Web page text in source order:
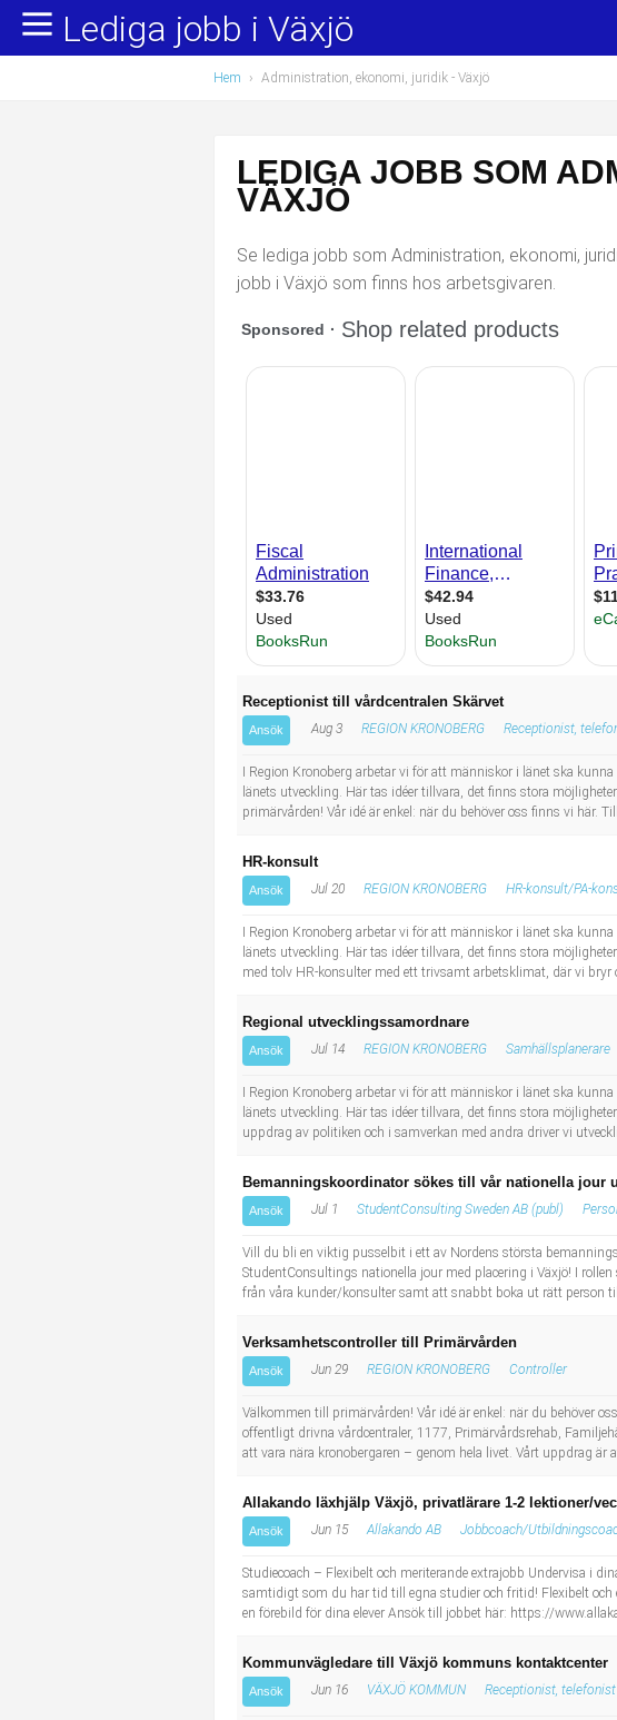
Yrkesområden
Administration, ekonomi, juridik
Chefer och verksamhetsledare
Installation, drift, underhåll
Kropps- och skönhetsvård
Sanering och renhållning
Populära jobb
Undersköterska, hemtjänst och äldreboende
Lärare i förskola/Förskollärare
Lärare i fritidshem/Fritidspedagog
Taxiförare/Taxichaufför
Sjuksköterska, grundutbildad
Undersköterska, vård- o specialavd. o mottagning
Lediga jobb i Växjö
Hem › Administration, ekonomi, juridik - Växjö
LEDIGA JOBB SOM
VÄXJÖ
Se lediga jobb som Administration, ekonomi,
jobb i Växjö som finns hos arbetsgivaren.
Receptionist till vårdcentralen Skärvet
Ansök Aug 3 REGION KRONOBERG Receptionist,
I Region Kronoberg arbetar vi för att människor i länet ska
länets utveckling. Här tas idéer tillvara, det finns stora
primärvården! Vår idé är enkel: när du behöver oss finns vi här.
HR-konsult
Ansök Jul 20 REGION KRONOBERG HR-konsult/PA-
I Region Kronoberg arbetar vi för att människor i länet ska
länets utveckling. Här tas idéer tillvara, det finns stora
med tolv HR-konsulter med ett trivsamt arbetsklimat, där vi bryr
Regional utvecklingssamordnare
Ansök Jul 14 REGION KRONOBERG Samhällsplanerare
I Region Kronoberg arbetar vi för att människor i länet ska
länets utveckling. Här tas idéer tillvara, det finns stora
uppdrag av politiken och i samverkan med andra driver vi
Bemanningskoordinator sökes till vår nationella jour
Ansök Jul 1 StudentConsulting Sweden AB (publ)
Vill du bli en viktig pusselbit i ett av Nordens största
StudentConsultings nationella jour med placering i Växjö! I
från våra kunder/konsulter samt att snabbt boka ut rätt person
Verksamhetscontroller till Primärvården
Ansök Jun 29 REGION KRONOBERG Controller
Välkommen till primärvården! Vår idé är enkel: när du behöver
offentligt drivna vårdcentraler, 1177, Primärvårdsrehab,
att vara nära kronobergaren – genom hela livet. Vårt uppdrag
Allakando läxhjälp Växjö, privatlärare 1-2 lektioner/
Ansök Jun 15 Allakando AB Jobbcoach/
Studiecoach – Flexibelt och meriterande extrajobb Undervisa i
samtidigt som du har tid till egna studier och fritid! Flexibelt
en förebild för dina elever Ansök till jobbet här: https://
Kommunvägledare till Växjö kommuns kontaktcenter
Ansök Jun 16 VÄXJÖ KOMMUN Receptionist, telefonist